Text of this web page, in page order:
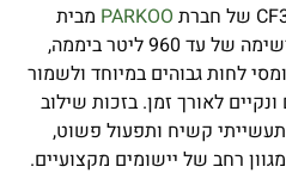
PARKOO מבית
ANIA מגיע עם יכולת ייבוש מרשימה של עד 960 ליטר ביממה,
לחות גבוהים במיוחד ולשמור
לאורך זמן. בזכות שילוב
קשיח ותפעול פשוט,
רחב של יישומים מקצועיים.